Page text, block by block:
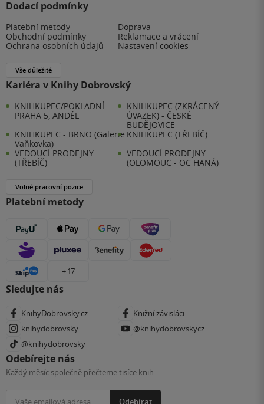
Dodací podmínky
Platební metody
Doprava
Obchodní podmínky
Reklamace a vrácení
Ochrana osobních údajů
Nastavení cookies
Vše důležité
Kariéra v Knihy Dobrovský
KNIHKUPEC/POKLADNÍ -
PRAHA 5, ANDĚL
KNIHKUPEC (ZKRÁCENÝ
ÚVAZEK) - ČESKÉ
BUDĚJOVICE
KNIHKUPEC - BRNO (Galerie
Vaňkovka)
KNIHKUPEC (TŘEBÍČ)
VEDOUCÍ PRODEJNY
(TŘEBÍČ)
VEDOUCÍ PRODEJNY
(OLOMOUC - OC HANÁ)
Volné pracovní pozice
Platební metody
+ 17
Sledujte nás
KnihyDobrovsky.cz
Knižní závisláci
knihydobrovsky
@knihydobrovskycz
@knihydobrovsky
Odebírejte nás
Každý měsíc společně přečteme tisíce knih
Odebírat